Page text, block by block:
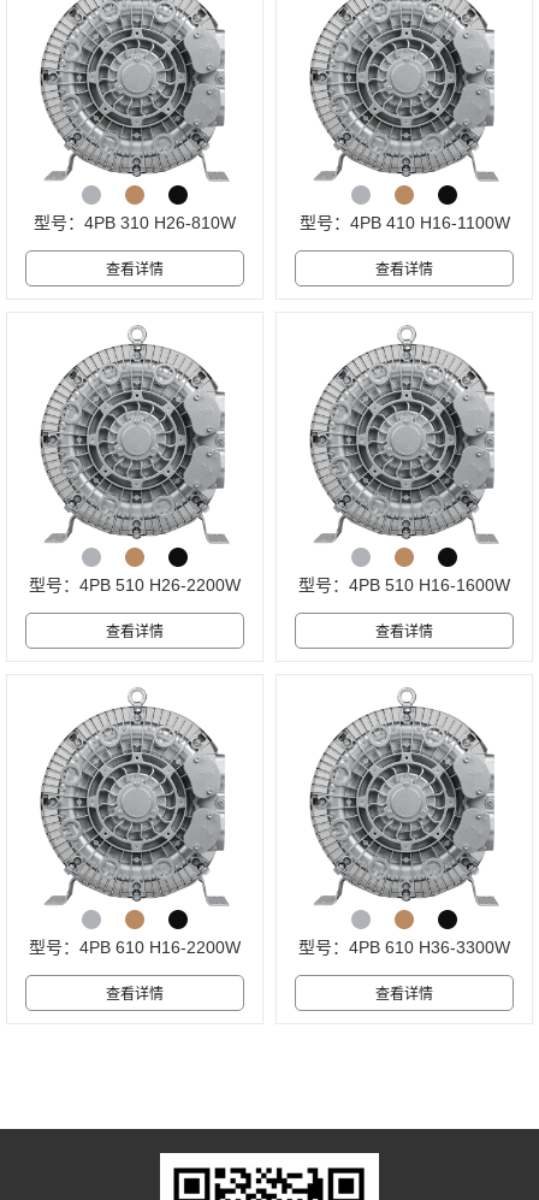
型号：4PB 310 H26-810W 型号：4PB 410 H16-1100W
型号：4PB 510 H26-2200W 型号：4PB 510 H16-1600W
型号：4PB 610 H16-2200W 型号：4PB 610 H36-3300W